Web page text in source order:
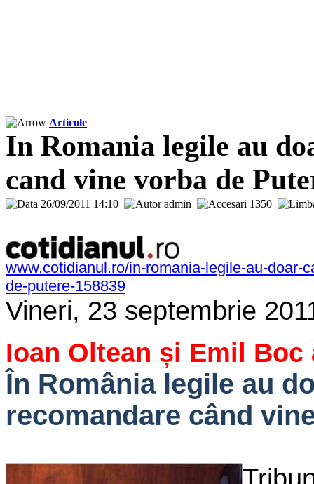
Articole
In Romania legile au
cand vine vorba de
26/09/2011 14:10 admin 1350
www.cotidianul.ro/in-romania-legile-au-doar-
de-putere-158839
Vineri, 23 septembrie
Ioan Oltean și Emil Boc
În România legile au
recomandare când